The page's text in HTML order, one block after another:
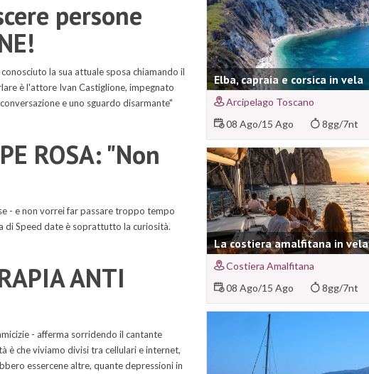
persone
la sua attuale sposa chiamando il
è l'attore Ivan Castiglione, impegnato
e uno sguardo disarmante"
ROSA: "Non
- e non vorrei far passare troppo tempo
di Speed date è soprattutto la curiosità.
ANTI
- afferma sorridendo il cantante
è che viviamo divisi tra cellulari e internet,
essercene altre, quante depressioni in
Elba, capraia e corsica in vela
Arcipelago Toscano
08 Ago/15 Ago 8gg/7nt
La costiera amalfitana in vela
Costiera Amalfitana
08 Ago/15 Ago 8gg/7nt